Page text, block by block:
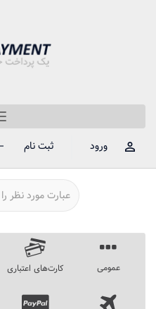
ورود
ثبت نام
عمومی کارت‌های اعتباری